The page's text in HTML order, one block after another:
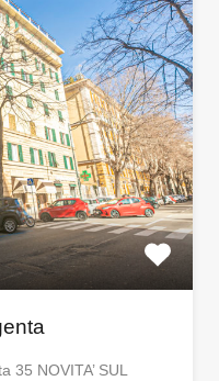
NOVITA’ SUL